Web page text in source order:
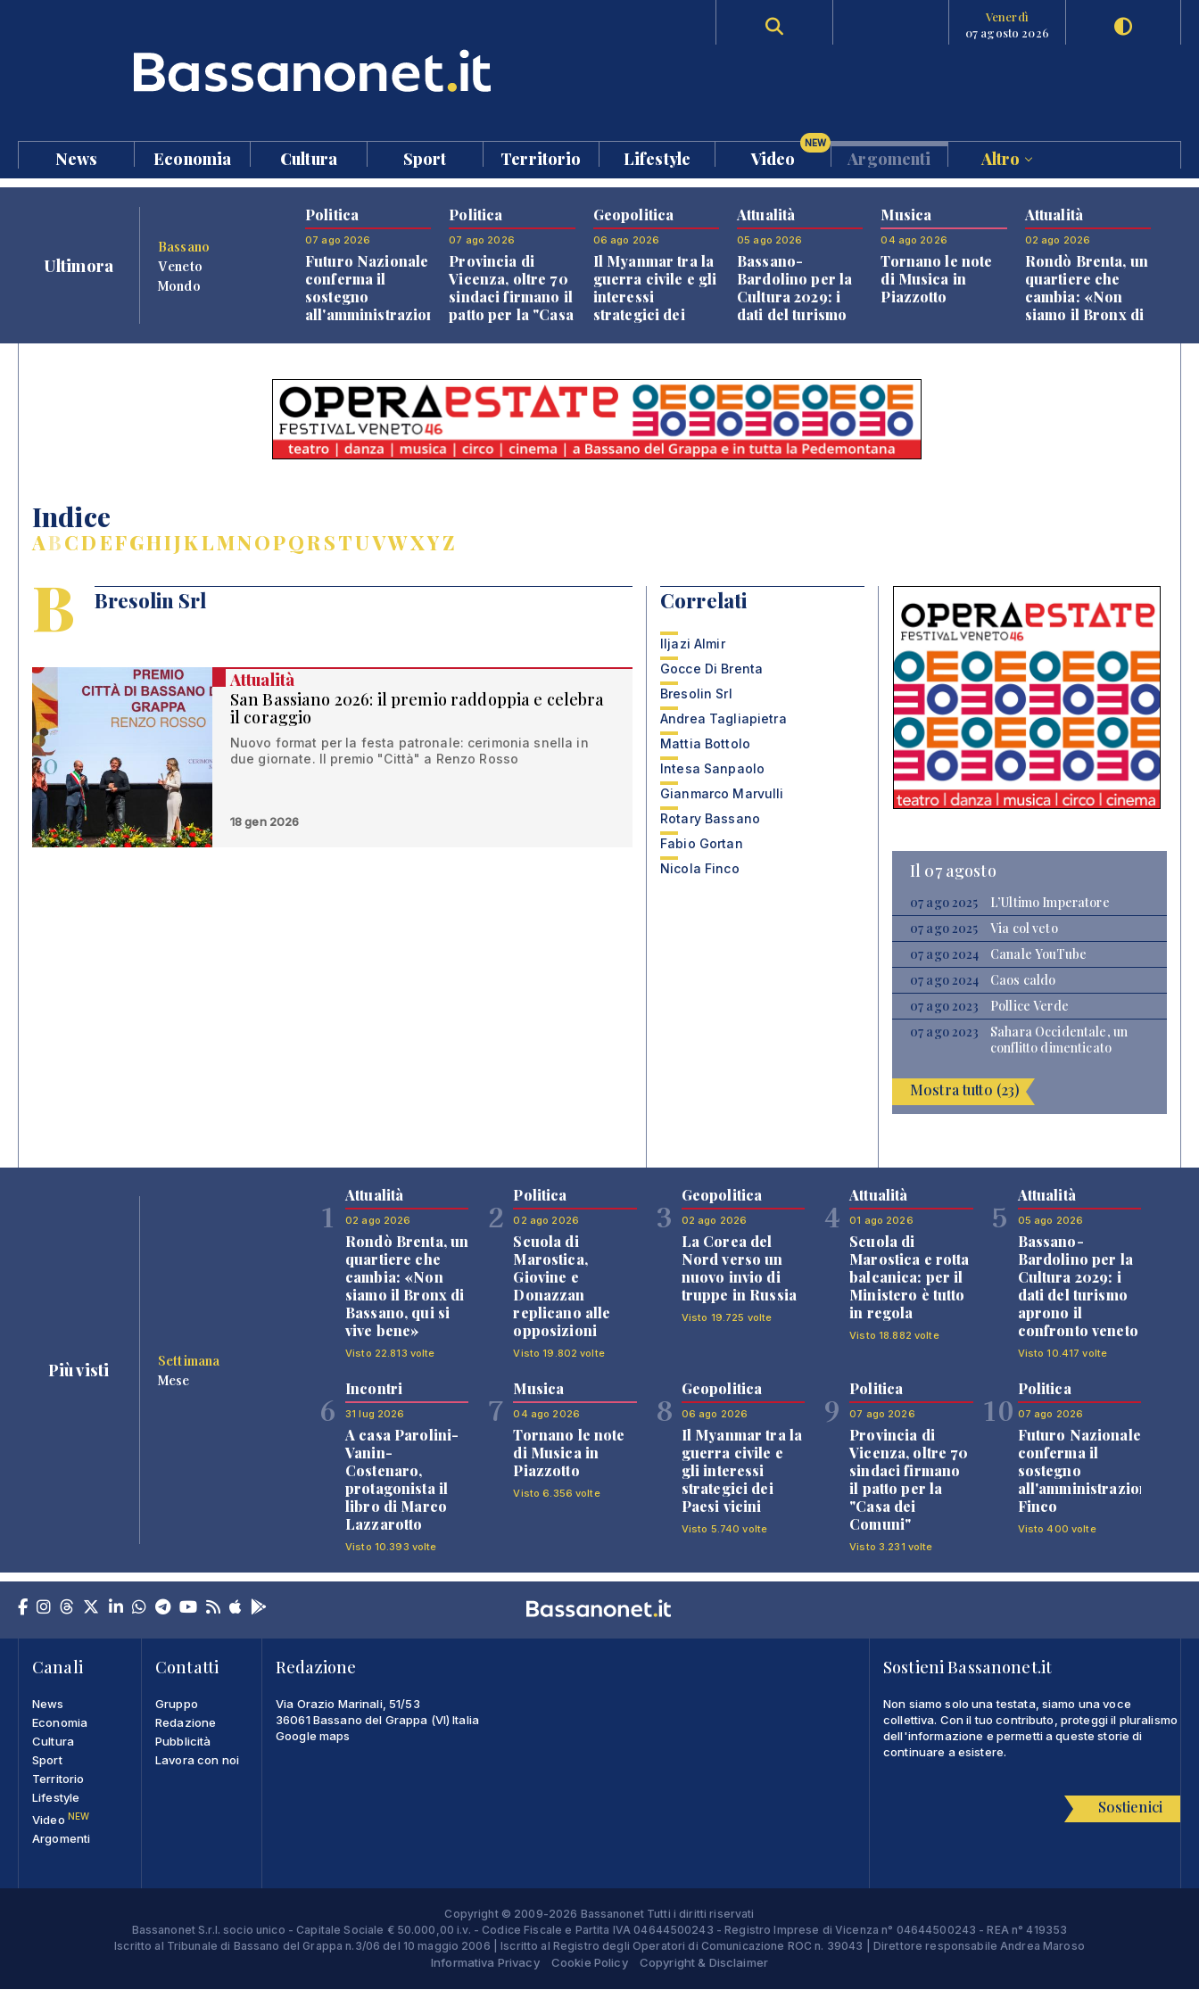
Venerdì
07 agosto 2026
News Economia Cultura Sport Territorio Lifestyle Video
NEW
Argomenti Altro
Ultimora
Bassano
Veneto
Mondo
Politica
07 ago 2026
Futuro Nazionale
conferma il
sostegno
all'amministrazione
Politica
07 ago 2026
Provincia di
Vicenza, oltre 70
sindaci firmano il
patto per la "Casa
Geopolitica
06 ago 2026
Il Myanmar tra la
guerra civile e gli
interessi
strategici dei
Attualità
05 ago 2026
Bassano-
Bardolino per la
Cultura 2029: i
dati del turismo
Musica
04 ago 2026
Tornano le note
di Musica in
Piazzotto
Attualità
02 ago 2026
Rondò Brenta, un
quartiere che
cambia: «Non
siamo il Bronx di
Indice
ABCDEFGHIJKLMNOPQRSTUVWXYZ
B Bresolin Srl
Attualità
San Bassiano 2026: il premio raddoppia e celebra
il coraggio
Nuovo format per la festa patronale: cerimonia snella in
due giornate. Il premio "Città" a Renzo Rosso
18 gen 2026
Correlati
Iljazi Almir
Gocce Di Brenta
Bresolin Srl
Andrea Tagliapietra
Mattia Bottolo
Intesa Sanpaolo
Gianmarco Marvulli
Rotary Bassano
Fabio Gortan
Nicola Finco
Il 07 agosto
07 ago 2025
L’Ultimo Imperatore
07 ago 2025
Via col veto
07 ago 2024
Canale YouTube
07 ago 2024
Caos caldo
07 ago 2023
Pollice Verde
07 ago 2023
Sahara Occidentale, un
conflitto dimenticato
Mostra tutto (23)
Più visti
Settimana
Mese
1
Attualità
02 ago 2026
Rondò Brenta, un
quartiere che
cambia: «Non
siamo il Bronx di
Bassano, qui si
vive bene»
Visto 22.813 volte
2
Politica
02 ago 2026
Scuola di
Marostica,
Giovine e
Donazzan
replicano alle
opposizioni
Visto 19.802 volte
3
Geopolitica
02 ago 2026
La Corea del
Nord verso un
nuovo invio di
truppe in Russia
Visto 19.725 volte
4
Attualità
01 ago 2026
Scuola di
Marostica e rotta
balcanica: per il
Ministero è tutto
in regola
Visto 18.882 volte
5
Attualità
05 ago 2026
Bassano-
Bardolino per la
Cultura 2029: i
dati del turismo
aprono il
confronto veneto
Visto 10.417 volte
6
Incontri
31 lug 2026
A casa Parolini-
Vanin-
Costenaro,
protagonista il
libro di Marco
Lazzarotto
Visto 10.393 volte
7
Musica
04 ago 2026
Tornano le note
di Musica in
Piazzotto
Visto 6.356 volte
8
Geopolitica
06 ago 2026
Il Myanmar tra la
guerra civile e
gli interessi
strategici dei
Paesi vicini
Visto 5.740 volte
9
Politica
07 ago 2026
Provincia di
Vicenza, oltre 70
sindaci firmano
il patto per la
"Casa dei
Comuni"
Visto 3.231 volte
10
Politica
07 ago 2026
Futuro Nazionale
conferma il
sostegno
all'amministrazione
Finco
Visto 400 volte
Canali
News
Economia
Cultura
Sport
Territorio
Lifestyle
Video NEW
Argomenti
Contatti
Gruppo
Redazione
Pubblicità
Lavora con noi
Redazione
Via Orazio Marinali, 51/53
36061 Bassano del Grappa (VI) Italia
Google maps
Sostieni Bassanonet.it
Non siamo solo una testata, siamo una voce
collettiva. Con il tuo contributo, proteggi il pluralismo
dell'informazione e permetti a queste storie di
continuare a esistere.
Sostienici
Copyright © 2009-2026 Bassanonet Tutti i diritti riservati
Bassanonet S.r.l. socio unico - Capitale Sociale € 50.000,00 i.v. - Codice Fiscale e Partita IVA 04644500243 - Registro Imprese di Vicenza n° 04644500243 - REA n° 419353
Iscritto al Tribunale di Bassano del Grappa n.3/06 del 10 maggio 2006 | Iscritto al Registro degli Operatori di Comunicazione ROC n. 39043 | Direttore responsabile Andrea Maroso
Informativa Privacy Cookie Policy Copyright & Disclaimer